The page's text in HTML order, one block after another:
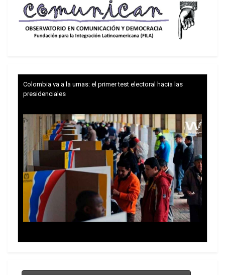
inscribirla en esa búsqueda?) deben tener como
norte y propósito preservar la unidad.
Colombia va a la urnas: el primer test electoral hacia las
presidenciales